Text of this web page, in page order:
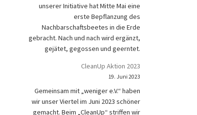
unserer Initiative hat Mitte Mai eine
erste Bepflanzung des
Nachbarschaftsbeetes in die Erde
gebracht. Nach und nach wird ergänzt,
gejätet, gegossen und geerntet.
CleanUp Aktion 2023
19. Juni 2023
Gemeinsam mit „weniger e.V.“ haben
wir unser Viertel im Juni 2023 schöner
gemacht. Beim „CleanUp“ striffen wir